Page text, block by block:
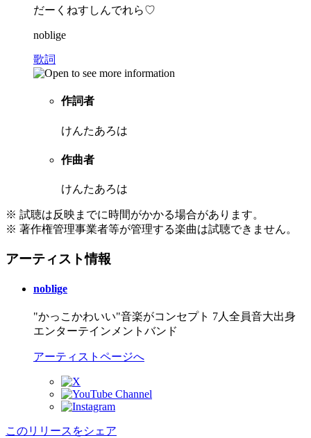
だーくねすしんでれら♡
noblige
歌詞
作詞者
けんたあろは
作曲者
けんたあろは
※ 試聴は反映までに時間がかかる場合があります。
※ 著作権管理事業者等が管理する楽曲は試聴できません。
アーティスト情報
noblige
"かっこかわいい"音楽がコンセプト 7人全員音大出身
エンターテインメントバンド
アーティストページへ
このリリースをシェア